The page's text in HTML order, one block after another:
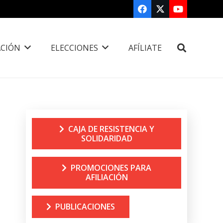
ELECCIONES AFÍLIATE
CAJA DE RESISTENCIA Y
SOLIDARIDAD
PROMOCIONES PARA
AFILIACIÓN
PUBLICACIONES